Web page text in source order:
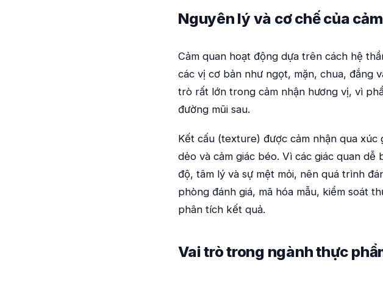
Nguyên lý và cơ chế của
Cảm quan hoạt động dựa trên cách hệ
các vị cơ bản như ngọt, mặn, chua, đắng
trò rất lớn trong cảm nhận hương vị, vì
đường mũi sau.
Kết cấu (texture) được cảm nhận qua
dẻo và cảm giác béo. Vì các giác quan
độ, tâm lý và sự mệt mỏi, nên quá trình
phòng đánh giá, mã hóa mẫu, kiểm soát
phân tích kết quả.
Vai trò trong ngành thực